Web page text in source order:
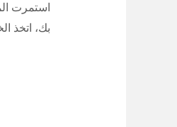
استمرت
بك، اتخذ